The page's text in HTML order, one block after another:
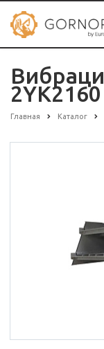
2YK2160
Главная Каталог